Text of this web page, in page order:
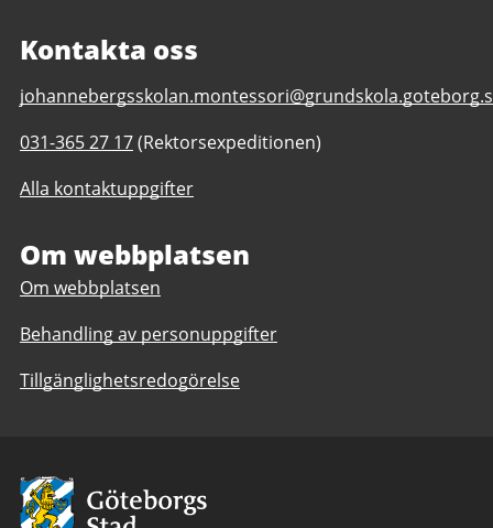
Kontakta oss
E-
till
Johannebergsskolan
Montessori
5
Telefonnummer
Johannebergsskolan
F-
031-365 27 17(Rektorsexpeditionen)
Alla kontaktuppgifter
Om webbplatsen
Om webbplatsen
Behandling av personuppgifter
Tillgänglighetsredogörelse
Avsändare:
Göteborgs